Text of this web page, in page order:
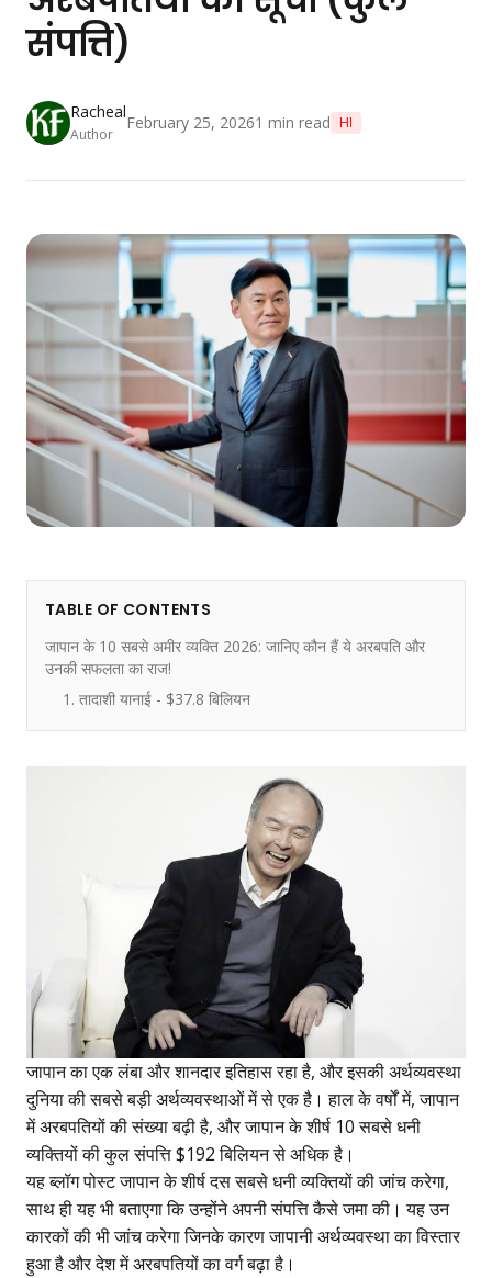
संपत्ति)
Racheal
Author
February 25, 20261 min read HI
TABLE OF CONTENTS
जापान के 10 सबसे अमीर व्यक्ति 2026: जानिए कौन हैं ये अरबपति और
उनकी सफलता का राज!
1. तादाशी यानाई - $37.8 बिलियन
जापान का एक लंबा और शानदार इतिहास रहा है, और इसकी अर्थव्यवस्था
दुनिया की सबसे बड़ी अर्थव्यवस्थाओं में से एक है। हाल के वर्षों में, जापान
में अरबपतियों की संख्या बढ़ी है, और जापान के शीर्ष 10 सबसे धनी
व्यक्तियों की कुल संपत्ति $192 बिलियन से अधिक है।
यह ब्लॉग पोस्ट जापान के शीर्ष दस सबसे धनी व्यक्तियों की जांच करेगा,
साथ ही यह भी बताएगा कि उन्होंने अपनी संपत्ति कैसे जमा की। यह उन
कारकों की भी जांच करेगा जिनके कारण जापानी अर्थव्यवस्था का विस्तार
हुआ है और देश में अरबपतियों का वर्ग बढ़ा है।